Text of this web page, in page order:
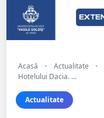
Acasă • Actualitate •
Hotelului Dacia. ...
Actualitate